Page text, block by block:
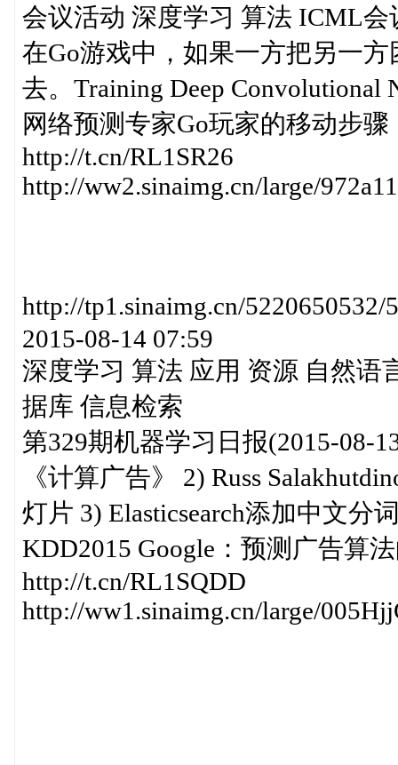
会议活动 深度学习 算法 ICML会
在Go游戏中，如果一方把另一
去。Training Deep Convolutional
网络预测专家Go玩家的移动步
http://t.cn/RL1SR26
http://ww2.sinaimg.cn/large/
http://tp1.sinaimg.cn/
2015-08-14 07:59
深度学习 算法 应用 资源 自然语
据库 信息检索
第329期机器学习日报(2015-08-
《计算广告》 2) Russ
灯片 3) Elasticsearch添加中文分
KDD2015 Google：预测广告算
http://t.cn/RL1SQDD
http://ww1.sinaimg.cn/large/